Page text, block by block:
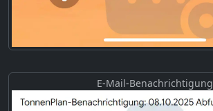
E-Mail-Benachrichtigung